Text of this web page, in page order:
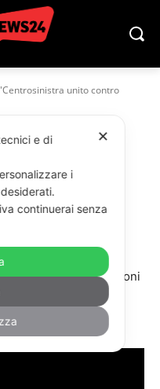
unito contro
unito
“Contro Meloni
giovani, salari e
✕
e di
i
continuerai senza